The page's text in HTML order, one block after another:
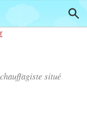
situé